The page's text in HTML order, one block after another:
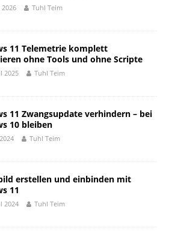
2026 Tuhl Teim
11 Telemetrie komplett
ohne Tools und ohne Scripte
2025 Tuhl Teim
11 Zwangsupdate verhindern – bei
10 bleiben
Tuhl Teim
erstellen und einbinden mit
11
2024 Tuhl Teim